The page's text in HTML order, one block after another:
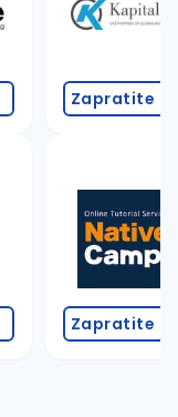
Zapratite
Zapratite